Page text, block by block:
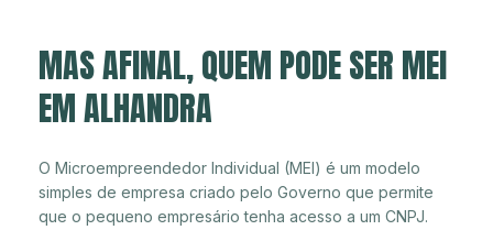
MAS AFINAL, QUEM PODE SER MEI
EM ALHANDRA
O Microempreendedor Individual (MEI) é um modelo
simples de empresa criado pelo Governo que permite
que o pequeno empresário tenha acesso a um CNPJ.